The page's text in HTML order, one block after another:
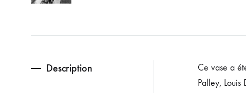
Description
Ce vase a
Palley,